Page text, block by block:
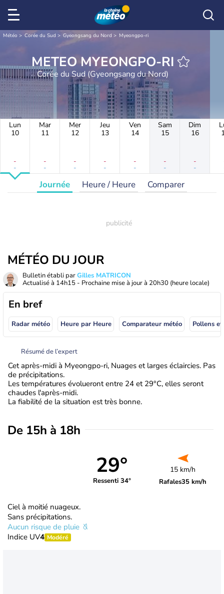
Météo Corée du Sud Gyeongsang du Nord Myeongpo-ri
METEO MYEONGPO-RI
Corée du Sud (Gyeongsang du Nord)
Lun
10
-
-
Mar
11
-
-
Mer
12
-
-
Jeu
13
-
-
Ven
14
-
-
Sam
15
-
-
Dim
16
-
-
Journée Heure / Heure Comparer
MÉTÉO DU JOUR
Bulletin établi parGilles MATRICON
Actualisé à 14h15 - Prochaine mise à jour à 20h30 (heure locale)
En bref
Radar météo Heure par Heure Comparateur météo Pollens
Résumé de l’expert
Cet après-midi à Myeongpo-ri, Nuages et larges éclaircies. Pas
de précipitations.
Les températures évolueront entre 24 et 29°C, elles seront
chaudes l'après-midi.
La fiabilité de la situation est très bonne.
De 15h à 18h
29°
Ressenti 34°
15 km/h
Rafales35 km/h
Ciel à moitié nuageux.
Sans précipitations.
Aucun risque de pluie
Indice UV4 Modéré